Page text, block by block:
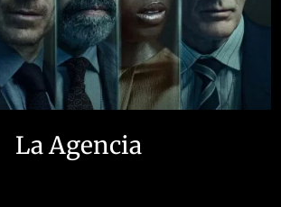
La Agencia